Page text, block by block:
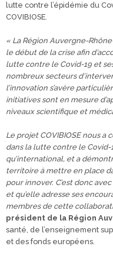
lutte contre l’épidémie du
COVIBIOSE.
« La Région Auvergne-
le début de la crise afin
lutte contre le Covid-19 et
nombreux secteurs
l’innovation s’avère
initiatives sont en mesure
niveaux scientifique et
Le projet COVIBIOSE nous
dans la lutte contre le Covid-
qu’international, et a
territoire à mettre en place
pour innover. C’est donc
et qu’elle adresse ses
membres de cette
président de la Région
santé, de l’enseignement
et des fonds européens.